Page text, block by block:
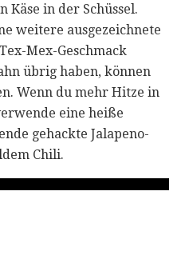
Käse in der Schüssel.
weitere ausgezeichnete
Mex-Geschmack
übrig haben, können
Wenn du mehr Hitze in
eine heiße
gehackte Jalapeno-
Chili.